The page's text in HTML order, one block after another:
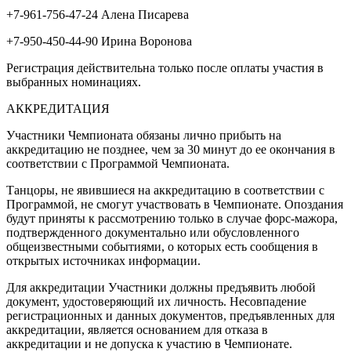
+7-961-756-47-24 Алена Писарева
+7-950-450-44-90 Ирина Воронова
Регистрация действительна только после оплаты участия в
выбранных номинациях.
АККРЕДИТАЦИЯ
Участники Чемпионата обязаны лично прибыть на
аккредитацию не позднее, чем за 30 минут до ее окончания в
соответствии с Программой Чемпионата.
Танцоры, не явившиеся на аккредитацию в соответствии с
Программой, не смогут участвовать в Чемпионате. Опоздания
будут приняты к рассмотрению только в случае форс-мажора,
подтвержденного документально или обусловленного
общеизвестными событиями, о которых есть сообщения в
открытых источниках информации.
Для аккредитации Участники должны предъявить любой
документ, удостоверяющий их личность. Несовпадение
регистрационных и данных документов, предъявленных для
аккредитации, является основанием для отказа в
аккредитации и не допуска к участию в Чемпионате.